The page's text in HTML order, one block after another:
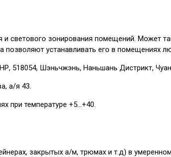
светового зонирования помещений. Может
позволяют устанавливать его в помещениях
518054, Шэньчжэнь, Наньшань Дистрикт,
а/я 43.
при температуре +5…+40.
закрытых а/м, трюмах и т.д) в